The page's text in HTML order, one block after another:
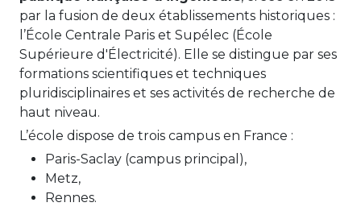
par la fusion de deux établissements historiques :
l’École Centrale Paris et Supélec (École
Supérieure d'Électricité). Elle se distingue par ses
formations scientifiques et techniques
pluridisciplinaires et ses activités de recherche de
haut niveau.
L’école dispose de trois campus en France :
Paris-Saclay (campus principal),
Metz,
Rennes.